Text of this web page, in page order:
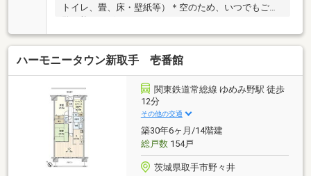
トイレ、畳、床・壁紙等）＊空のため、いつでもご内
覧可能でございます！
ハーモニータウン新取手 壱番館
関東鉄道常総線 ゆめみ野駅 徒歩
12分
その他の交通
築30年6ヶ月/14階建
総戸数154戸
茨城県取手市野々井